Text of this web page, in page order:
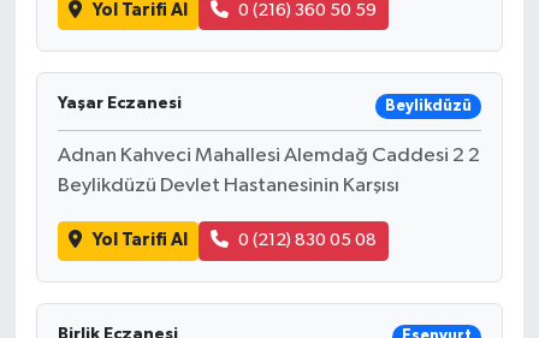
Yol Tarifi Al 0 (216) 360 50 59
Yaşar Eczanesi Beylikdüzü
Adnan Kahveci Mahallesi Alemdağ Caddesi 2 2
Beylikdüzü Devlet Hastanesinin Karşısı
Yol Tarifi Al 0 (212) 830 05 08
Birlik Eczanesi